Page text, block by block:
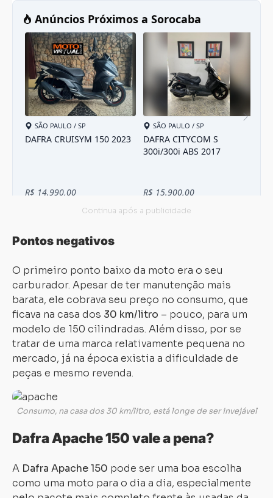
Pontos negativos
O primeiro ponto baixo da moto era o seu
carburador. Apesar de ter manutenção mais
barata, ele cobrava seu preço no consumo, que
ficava na casa dos 30 km/litro – pouco, para um
modelo de 150 cilindradas. Além disso, por se
tratar de uma marca relativamente pequena no
mercado, já na época existia a dificuldade de
peças e mesmo revenda.
Consumo, na casa dos 30 km/litro, está longe de ser invejável
Dafra Apache 150 vale a pena?
A Dafra Apache 150 pode ser uma boa escolha
como uma moto para o dia a dia, especialmente